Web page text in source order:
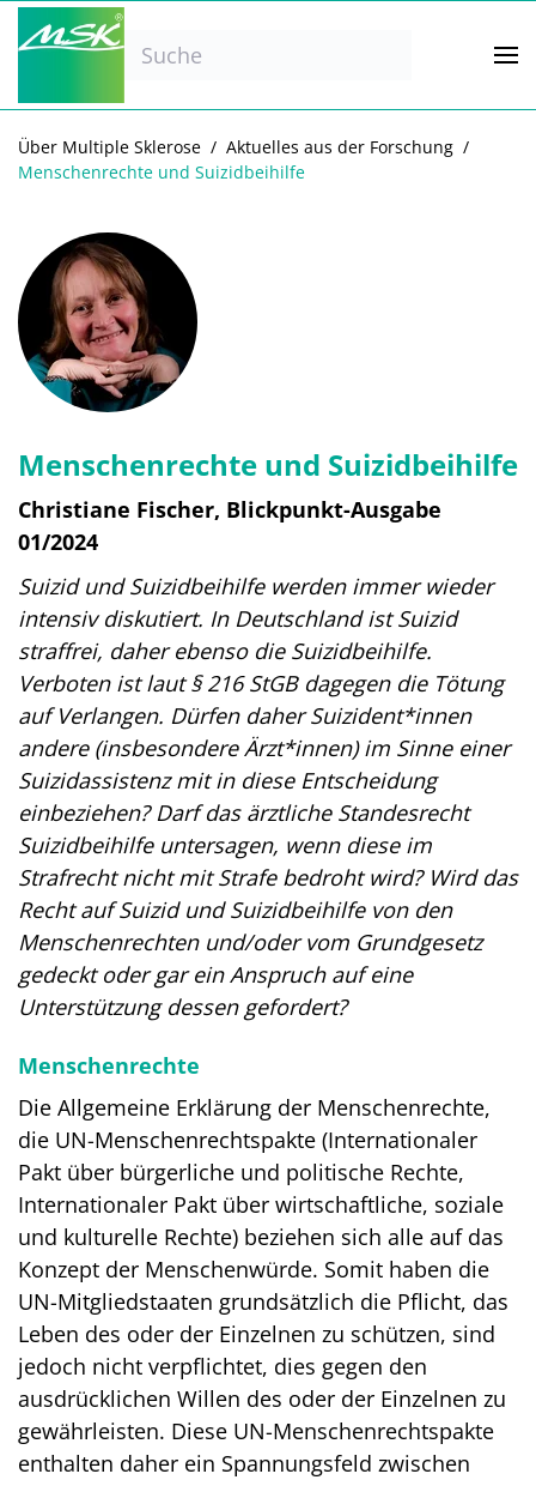
Zum Hauptinhalt springen
Über Multiple Sklerose
Aktuelles aus der Forschung
Menschenrechte und Suizidbeihilfe
Menschenrechte und Suizidbeihilfe
Christiane Fischer, Blickpunkt-Ausgabe
01/2024
Suizid und Suizidbeihilfe werden immer wieder
intensiv diskutiert. In Deutschland ist Suizid
straffrei, daher ebenso die Suizidbeihilfe.
Verboten ist laut § 216 StGB dagegen die Tötung
auf Verlangen. Dürfen daher Suizident*innen
andere (insbesondere Ärzt*innen) im Sinne einer
Suizidassistenz mit in diese Entscheidung
einbeziehen? Darf das ärztliche Standesrecht
Suizidbeihilfe untersagen, wenn diese im
Strafrecht nicht mit Strafe bedroht wird? Wird das
Recht auf Suizid und Suizidbeihilfe von den
Menschenrechten und/oder vom Grundgesetz
gedeckt oder gar ein Anspruch auf eine
Unterstützung dessen gefordert?
Menschenrechte
Die Allgemeine Erklärung der Menschenrechte,
die UN-Menschenrechtspakte (Internationaler
Pakt über bürgerliche und politische Rechte,
Internationaler Pakt über wirtschaftliche, soziale
und kulturelle Rechte) beziehen sich alle auf das
Konzept der Menschenwürde. Somit haben die
UN-Mitgliedstaaten grundsätzlich die Pflicht, das
Leben des oder der Einzelnen zu schützen, sind
jedoch nicht verpflichtet, dies gegen den
ausdrücklichen Willen des oder der Einzelnen zu
gewährleisten. Diese UN-Menschenrechtspakte
enthalten daher ein Spannungsfeld zwischen